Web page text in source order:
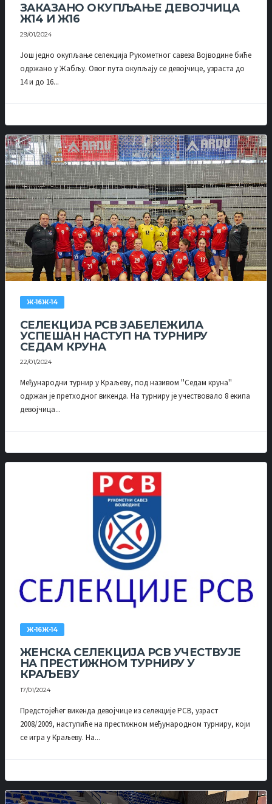
ЗАКАЗАНО ОКУПЉАЊЕ ДЕВОЈЧИЦА
Ж14 И Ж16
29/01/2024
Још једно окупљање селекција Рукометног савеза Војводине биће
одржано у Жабљу. Овог пута окупљају се девојчице, узраста до
14 и до 16...
Ж-16Ж-14
СЕЛЕКЦИЈА РСВ ЗАБЕЛЕЖИЛА
УСПЕШАН НАСТУП НА ТУРНИРУ
СЕДАМ КРУНА
22/01/2024
Међународни турнир у Краљеву, под називом ''Седам круна''
одржан је претходног викенда. На турниру је учествовало 8 екипа
девојчица...
Ж-16Ж-14
ЖЕНСКА СЕЛЕКЦИЈА РСВ УЧЕСТВУЈЕ
НА ПРЕСТИЖНОМ ТУРНИРУ У
КРАЉЕВУ
17/01/2024
Предстојећег викенда девојчице из селекције РСВ, узраст
2008/2009, наступиће на престижном међународном турниру, који
се игра у Краљеву. На...